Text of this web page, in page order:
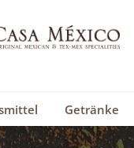
Getränke